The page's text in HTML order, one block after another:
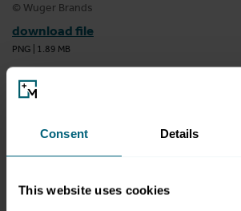
Consent Details
This website uses cookies
© Wuger Brands
download file
PNG 1.89 MB